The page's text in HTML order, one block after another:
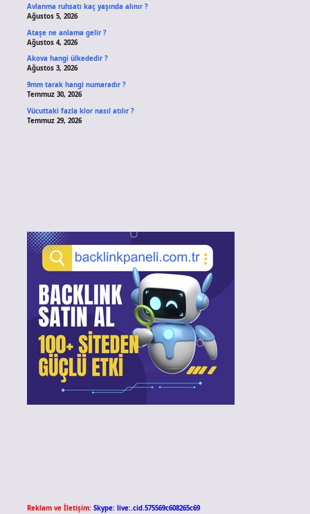
Avlanma ruhsatı kaç yaşında alınır ?
Ağustos 5, 2026
Ataşe ne anlama gelir ?
Ağustos 4, 2026
Akova hangi ülkededir ?
Ağustos 3, 2026
9mm tarak hangi numaradır ?
Temmuz 30, 2026
Vücuttaki fazla klor nasıl atılır ?
Temmuz 29, 2026
Reklam ve İletişim: Skype: live:.cid.575569c608265c69